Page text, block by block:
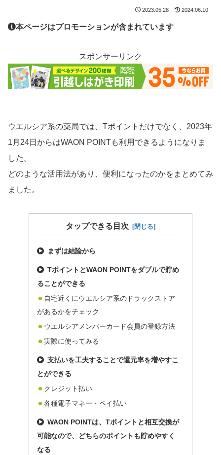
2023.05.28 2024.06.10
本ページはプロモーションが含まれています
スポンサーリンク
ウエルシア系の薬局では、Tポイントだけでなく、2023年
1月24日からはWAON POINTも利用できるようになりま
した。
どのような活用法があり、便利になったのかをまとめてみ
ました。
タップできる目次
まずは結論から
TポイントとWAON POINTをダブルで貯め
ることができる
自宅近くにウエルシア系のドラックストア
があるかをチェック
ウエルシアメンバーカード会員の登録方法
実際に使ってみる
支払いを工夫することで還元率を増やすこ
とができる
クレジット払い
各種電子マネー・ペイ払い
WAON POINTは、Tポイントと相互交換が
可能なので、どちらのポイントも貯めやすく
なる